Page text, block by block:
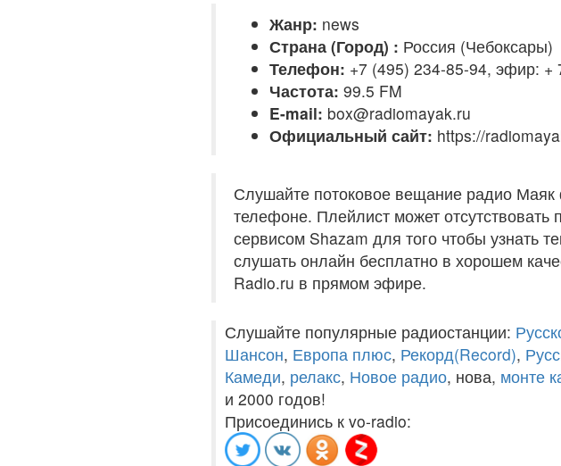
Жанр: news
Страна (Город) : Россия (Чебоксары)
Телефон: +7 (495) 234-85-94, эфир: +
Частота: 99.5 FM
E-mail: box@radiomayak.ru
Официальный сайт: https://
Слушайте потоковое вещание радио
телефоне. Плейлист может
сервисом Shazam для того чтобы узнать
слушать онлайн бесплатно в хорошем
Radio.ru в прямом эфире.
Слушайте популярные радиостанции:
Шансон, Европа плюс, Рекорд(Record),
Камеди, релакс, Новое радио, нова, монте
и 2000 годов!
Присоединись к vo-radio: